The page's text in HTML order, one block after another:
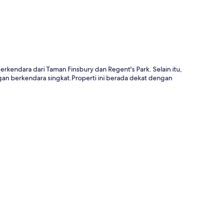
dari Taman Finsbury dan Regent's Park. Selain itu,
berkendara singkat.Properti ini berada dekat dengan